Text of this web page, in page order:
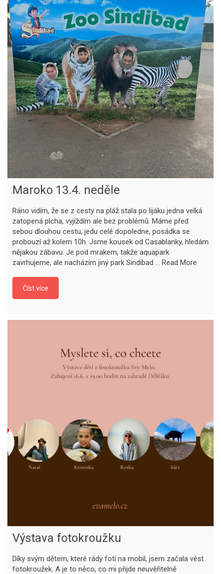
Maroko 13.4. neděle
Ráno vidím, že se z cesty na pláž stala po lijáku jedna velká
zatopená plcha, vyjíždím ale bez problémů. Máme před
sebou dlouhou cestu, jedu celé dopoledne, posádka se
probouzí až kolem 10h. Jsme kousek od Casablanky, hledám
nějakou zábavu. Je pod mrakem, takže aquapark
zavrhujeme, ale nacházím jiný park Sindibad … Read More
Číst více
Výstava fotokroužku
Díky svým dětem, které rády fotí na mobil, jsem začala vést
fotokroužek. A je to něco, co mi přijde neuvěřitelně